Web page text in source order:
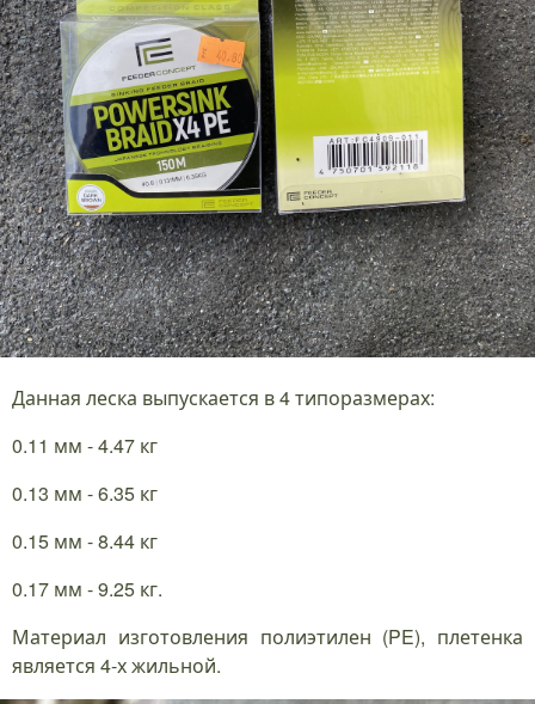
Данная леска выпускается в 4 типоразмерах:
0.11 мм - 4.47 кг
0.13 мм - 6.35 кг
0.15 мм - 8.44 кг
0.17 мм - 9.25 кг.
Материал изготовления полиэтилен (PE), плетенка
является 4-х жильной.